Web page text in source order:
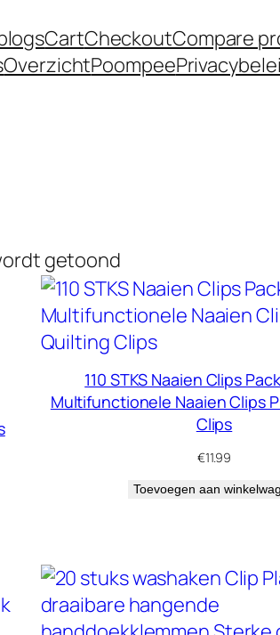
CartCheckoutCompare
OverzichtPoompee
getoond
110 STKS Naaien Clips
Multifunctionele Naaien Clips
Clips
€11.99
Toevoegen aan